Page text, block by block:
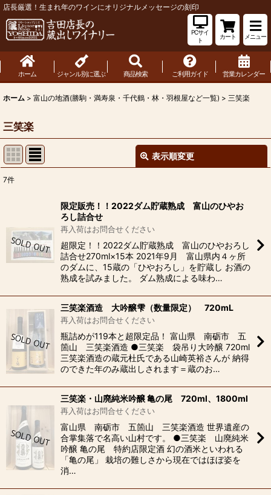
店長厳選！生まれ年のワインにオリジナルメッセージの刻印
PCサイ
ト
カート メニュー
ホーム ジャンル別に選ぶ 商品検索 ご利用ガイド 営業カレンダー
ホーム > 富山の地酒(勝駒・満寿泉・千代鶴・林・羽根屋など一覧) > 三笑楽
三笑楽
表示順変更
絞り込む
7件
限定販売！！2022ダム貯蔵熟成 富山のひやお
ろし詰合せ
再入荷はお問合せください
超限定！！2022ダム貯蔵熟成 富山のひやおろし
詰合せ270ml×15本 2021年9月 富山県内４ヶ所
のダムに、15蔵の「ひやおろし」を貯蔵し お酒の
熟成を試みました。 ダム熟成による味わ…
三笑楽酒造 大吟醸雫（数量限定） 720mL
再入荷はお問合せください
瓶詰めが119本と超限定品！ 富山県 南砺市 五
箇山 三笑楽酒造 ●三笑楽 袋吊り大吟醸 720ml
三笑楽酒造の蔵元杜氏である山崎英裕さんが 納得
のできた年のみ蔵出しされます＝蔵のお…
三笑楽・山廃純米吟醸 亀の尾 720ml、1800ml
再入荷はお問合せください
富山県 南砺市 五箇山 三笑楽酒造 世界遺産の
合掌集落で名高い山村です。 ●三笑楽 山廃純米
吟醸 亀の尾 特約店限定酒 幻の酒米といわれる
「亀の尾」 栽培の難しさから現在ではほぼ姿を
消…